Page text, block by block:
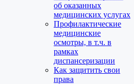
об оказанных
медицинских услугах
Профилактические
медицинские
осмотры, в т.ч. в
рамках
диспансеризации
Как защитить свои
права